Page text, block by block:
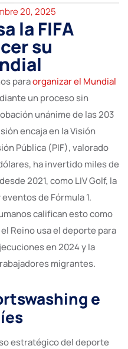
20, 2025
la FIFA
su
paraorganizar el Mundial
un proceso sin
unánime de las 203
encaja en la Visión
Pública (PIF), valorado
ha invertido miles de
2021, como LIV Golf, la
de Fórmula 1.
califican esto como
Reino usa el deporte para
en 2024 y la
migrantes.
e
estratégico del deporte